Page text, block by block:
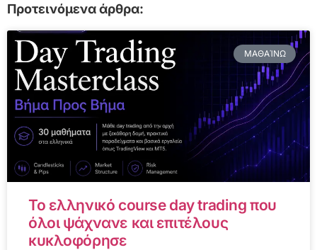
Προτεινόμενα άρθρα:
ΜΑΘΑΊΝΩ
Το ελληνικό course day trading που
όλοι ψάχνανε και επιτέλους
κυκλοφόρησε